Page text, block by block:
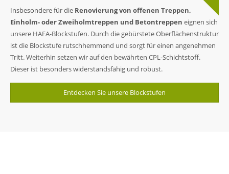
Insbesondere für die Renovierung von offenen Treppen,
Einholm- oder Zweiholmtreppen und Betontreppen eignen sich
unsere HAFA-Blockstufen. Durch die gebürstete Oberflächenstruktur
ist die Blockstufe rutschhemmend und sorgt für einen angenehmen
Tritt. Weiterhin setzen wir auf den bewährten CPL-Schichtstoff.
Dieser ist besonders widerstandsfähig und robust.
Entdecken Sie unsere Blockstufen